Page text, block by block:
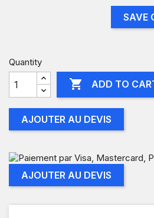
SAVE
Quantity
 ADD TO
AJOUTER AU DEVIS
AJOUTER AU DEVIS